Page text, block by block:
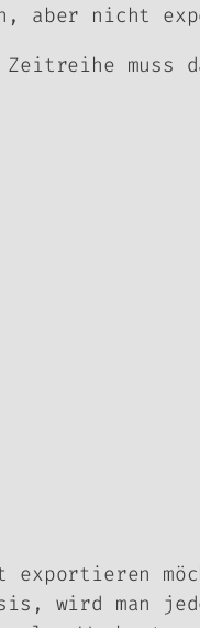
aber nicht
muss
exportieren
wird man